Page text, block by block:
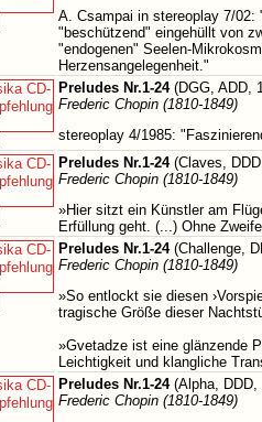
A. Csampai in stereoplay 7/
"beschützend" eingehüllt von
"endogenen" Seelen-
Herzensangelegenheit."
Preludes Nr.1-24(DGG, ADD,
Frederic Chopin (1810-1849)
stereoplay 4/1985:
Preludes Nr.1-24(Claves,
Frederic Chopin (1810-1849)
»Hier sitzt ein Künstler am
Erfüllung geht. (...) Ohne
Preludes Nr.1-24(Challenge,
Frederic Chopin (1810-1849)
»So entlockt sie diesen
tragische Größe dieser
»Gvetadze ist eine glänzende
Leichtigkeit und klangliche
Preludes Nr.1-24(Alpha, DDD,
Frederic Chopin (1810-1849)